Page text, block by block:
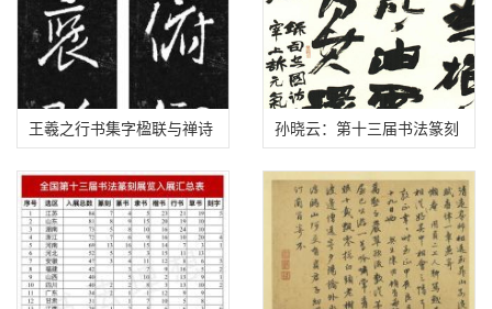
王羲之行书集字楹联与禅诗
孙晓云：第十三届书法篆刻
展既不因艺轻文，也不因文
轻艺